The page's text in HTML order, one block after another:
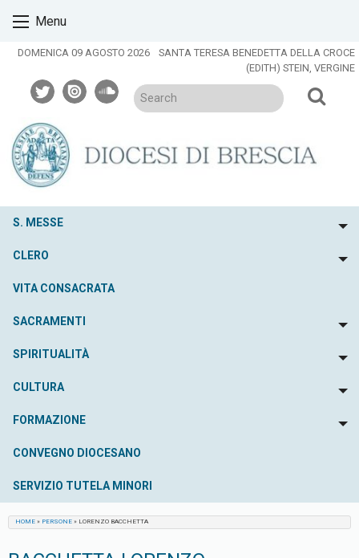
content
Menu
DOMENICA 09 AGOSTO 2026
SANTA TERESA BENEDETTA DELLA CROCE
(EDITH) STEIN, VERGINE
twitterissuusoundcloud
S. MESSE
CLERO
VITA CONSACRATA
SACRAMENTI
SPIRITUALITÀ
CULTURA
FORMAZIONE
CONVEGNO DIOCESANO
SERVIZIO TUTELA MINORI
HOME » PERSONE » LORENZO BACCHETTA